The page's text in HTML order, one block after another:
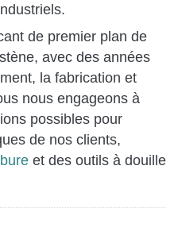
de premier plan de
avec des années
la fabrication et
nous engageons à
possibles pour
de nos clients,
et des outils à douille